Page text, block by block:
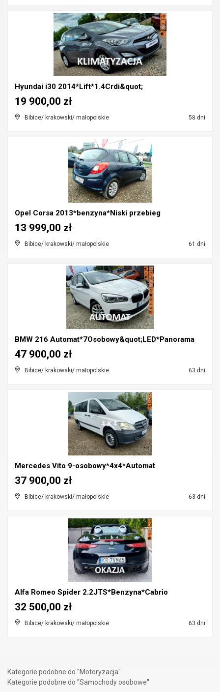
Hyundai i30 2014*Lift*1.4Crdi&quot;
Bibice/ krakowski/ małopolskie 58 dni
19 900,00 zł
Opel Corsa 2013*benzyna*Niski przebieg
Bibice/ krakowski/ małopolskie 61 dni
13 999,00 zł
BMW 216 Automat*7Osobowy&quot;LED*Panorama
Bibice/ krakowski/ małopolskie 63 dni
47 900,00 zł
Mercedes Vito 9-osobowy*4x4*Automat
Bibice/ krakowski/ małopolskie 63 dni
37 900,00 zł
Alfa Romeo Spider 2.2JTS*Benzyna*Cabrio
Bibice/ krakowski/ małopolskie 63 dni
32 500,00 zł
Kategorie podobne do "Motoryzacja"
Kategorie podobne do "Samochody osobowe"